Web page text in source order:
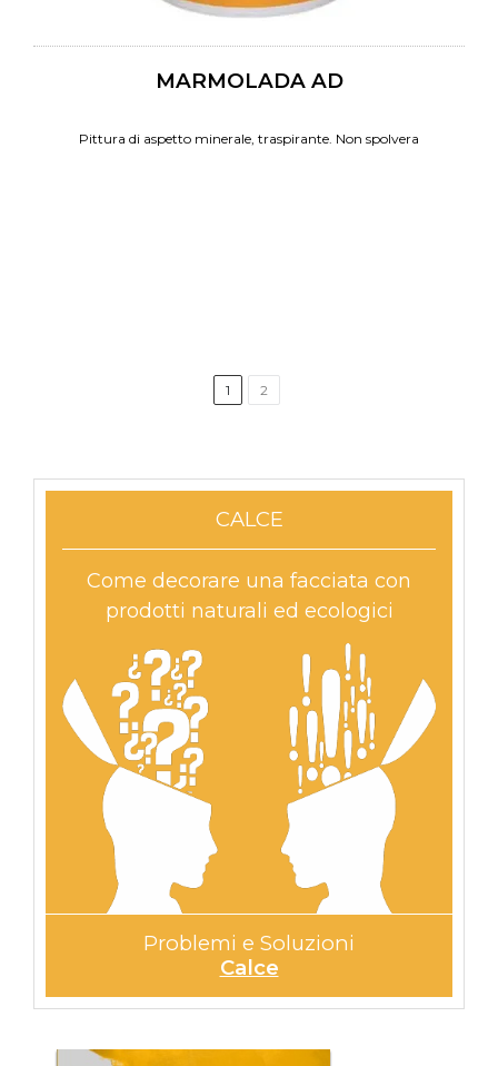
CALCE
Come decorare una facciata con
prodotti naturali ed ecologici
Problemi e Soluzioni
Calce
MARMOLADA AD
Pittura di aspetto minerale, traspirante. Non spolvera
1 2